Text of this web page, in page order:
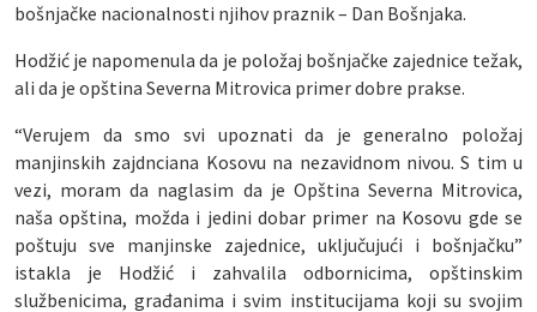
bošnjačke nacionalnosti njihov praznik – Dan Bošnjaka.
Hodžić je napomenula da je položaj bošnjačke zajednice težak,
ali da je opština Severna Mitrovica primer dobre prakse.
“Verujem da smo svi upoznati da je generalno položaj
manjinskih zajdnciana Kosovu na nezavidnom nivou. S tim u
vezi, moram da naglasim da je Opština Severna Mitrovica,
naša opština, možda i jedini dobar primer na Kosovu gde se
poštuju sve manjinske zajednice, uključujući i bošnjačku”
istakla je Hodžić i zahvalila odbornicima, opštinskim
službenicima, građanima i svim institucijama koji su svojim